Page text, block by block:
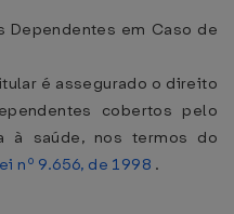
Dependentes em Caso de
é assegurado o direito
cobertos pelo
à saúde, nos termos do
nº 9.656, de 1998 .